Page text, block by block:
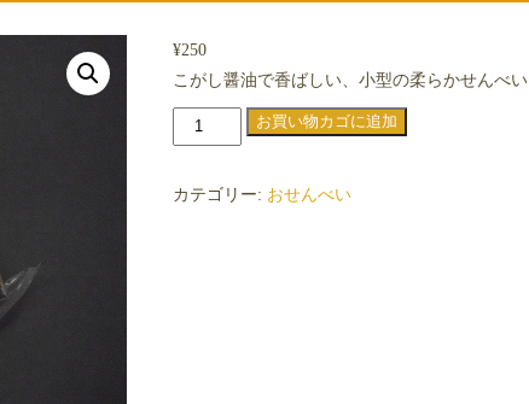
¥250
こがし醤油で香ばしい、小型の柔らかせんべい
フ
お買い物カゴに追加
カテゴリー: おせんべい